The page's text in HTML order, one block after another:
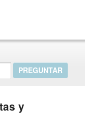
y